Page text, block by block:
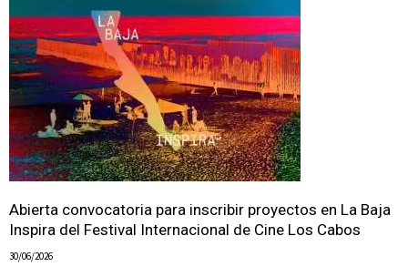
Abierta convocatoria para inscribir proyectos en La Baja
Inspira del Festival Internacional de Cine Los Cabos
30/06/2026